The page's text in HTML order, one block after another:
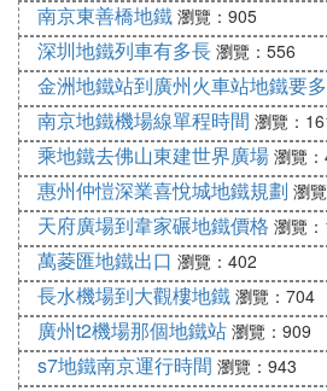
⑥ 南京地鐵的總體線路
根據南京市《南京市城市總體
中軌道交通規劃篇，到2030年
將由24條地鐵線路構成共計超過
稱里程 沿線站點 狀態南京地鐵1
公里 二橋公園、笆斗山、燕子
邁皋橋站、紅山動物園站、南
玄武門站、鼓樓站、珠江路站
站、三山街站、中華門站、安
體大道站、花神廟站、南京南
橋站、勝太路站、百家湖站、
天印大道站、龍眠大道站、南醫
南京東善橋地鐵 瀏覽：905
深圳地鐵列車有多長 瀏覽：556
金洲地鐵站到廣州火車站地鐵要
南京地鐵機場線單程時間 瀏覽：
乘地鐵去佛山東建世界廣場 瀏覽
惠州仲愷深業喜悅城地鐵規劃 瀏
天府廣場到韋家碾地鐵價格 瀏覽
萬菱匯地鐵出口 瀏覽：402
長水機場到大觀樓地鐵 瀏覽：704
廣州t2機場那個地鐵站 瀏覽：909
s7地鐵南京運行時間 瀏覽：943